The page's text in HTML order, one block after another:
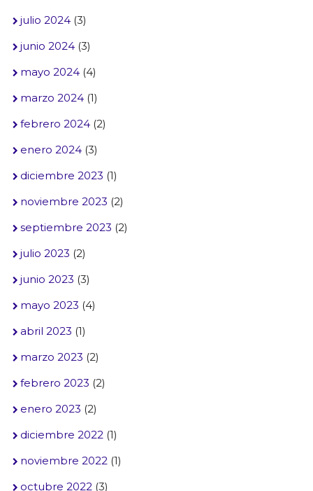
julio 2024(3)
junio 2024(3)
mayo 2024(4)
marzo 2024(1)
febrero 2024(2)
enero 2024(3)
diciembre 2023 (1)
noviembre 2023 (2)
septiembre 2023 (2)
julio 2023 (2)
junio 2023 (3)
mayo 2023 (4)
abril 2023 (1)
marzo 2023 (2)
febrero 2023 (2)
enero 2023 (2)
diciembre 2022(1)
noviembre 2022(1)
octubre 2022(3)